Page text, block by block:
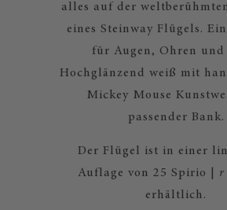
alles auf der
eines Steinway Flügels.
für Augen, Ohren und
Hochglänzend weiß mit
Mickey Mouse
passender Bank.
Der Flügel ist in einer
Auflage von 25 Spirio | r
erhältlich.